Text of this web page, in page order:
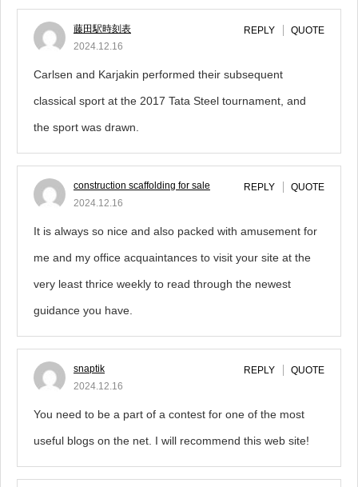
藤田駅時刻表
2024.12.16
REPLY QUOTE
Carlsen and Karjakin performed their subsequent
classical sport at the 2017 Tata Steel tournament, and
the sport was drawn.
construction scaffolding for sale
2024.12.16
REPLY QUOTE
It is always so nice and also packed with amusement for
me and my office acquaintances to visit your site at the
very least thrice weekly to read through the newest
guidance you have.
snaptik
2024.12.16
REPLY QUOTE
You need to be a part of a contest for one of the most
useful blogs on the net. I will recommend this web site!